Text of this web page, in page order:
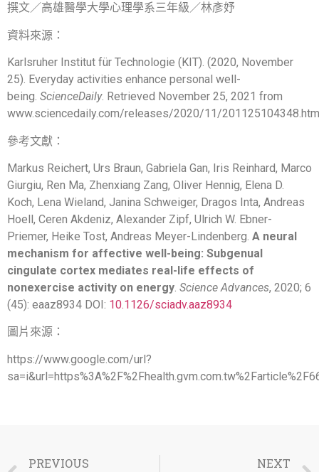
撰文／高雄醫學大學心理學系三年級／林彥妤
資料來源：
Karlsruher Institut für Technologie (KIT). (2020, November
25). Everyday activities enhance personal well-
being. ScienceDaily. Retrieved November 25, 2021 from
www.sciencedaily.com/releases/2020/11/201125104348.htm
參考文獻：
Markus Reichert, Urs Braun, Gabriela Gan, Iris Reinhard, Marco
Giurgiu, Ren Ma, Zhenxiang Zang, Oliver Hennig, Elena D.
Koch, Lena Wieland, Janina Schweiger, Dragos Inta, Andreas
Hoell, Ceren Akdeniz, Alexander Zipf, Ulrich W. Ebner-
Priemer, Heike Tost, Andreas Meyer-Lindenberg. A neural
mechanism for affective well-being: Subgenual
cingulate cortex mediates real-life effects of
nonexercise activity on energy. Science Advances, 2020; 6
(45): eaaz8934 DOI: 10.1126/sciadv.aaz8934
圖片來源：
https://www.google.com/url?
PREVIOUS NEXT